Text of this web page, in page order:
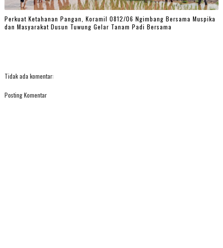
Perkuat Ketahanan Pangan, Koramil 0812/06 Ngimbang Bersama Muspika
dan Masyarakat Dusun Tuwung Gelar Tanam Padi Bersama
Tidak ada komentar:
Posting Komentar